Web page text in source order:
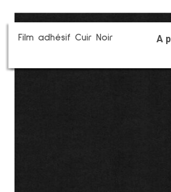
Film adhésif Cuir Noir A